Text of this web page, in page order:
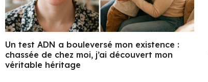
Un test ADN a bouleversé mon existence :
chassée de chez moi, j’ai découvert mon
véritable héritage